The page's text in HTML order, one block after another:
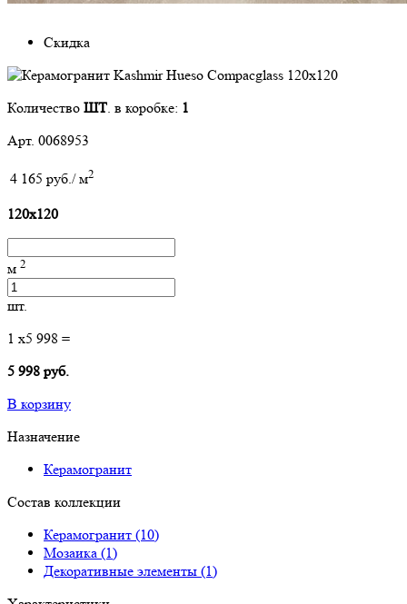
Скидка
Количество ШТ. в коробке: 1
Арт. 0068953
4 165 руб./ м2
120x120
м 2
шт.
1 x5 998 =
5 998 руб.
В корзину
Назначение
Керамогранит
Состав коллекции
Керамогранит (10)
Мозаика (1)
Декоративные элементы (1)